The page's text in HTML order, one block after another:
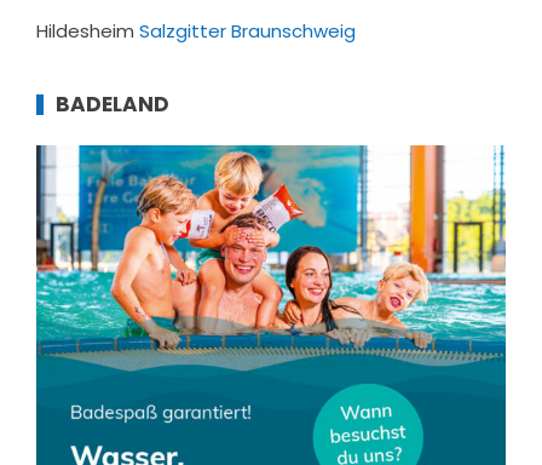
Hildesheim SalzgitterBraunschweig
BADELAND